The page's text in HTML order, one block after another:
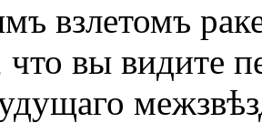
взлетомъ
что вы видите